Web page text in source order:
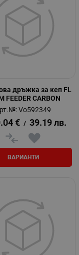
дръжка за кеп FL
FEEDER CARBON
Vo592349
€ / 39.19 лв.
ВАРИАНТИ